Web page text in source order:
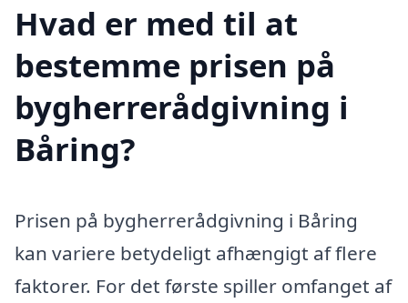
Hvad er med til at
bestemme prisen på
bygherrerådgivning i
Båring?
Prisen på bygherrerådgivning i Båring
kan variere betydeligt afhængigt af flere
faktorer. For det første spiller omfanget af